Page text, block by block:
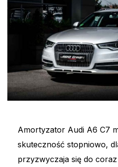
Amortyzator Audi A6 C7
skuteczność stopniowo,
przyzwyczaja się do